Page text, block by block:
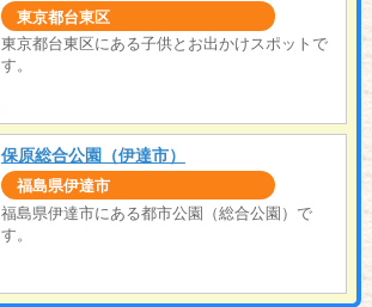
東京都台東区
東京都台東区にある子供とお出かけスポットで
す。
保原総合公園（伊達市）
福島県伊達市
福島県伊達市にある都市公園（総合公園）で
す。